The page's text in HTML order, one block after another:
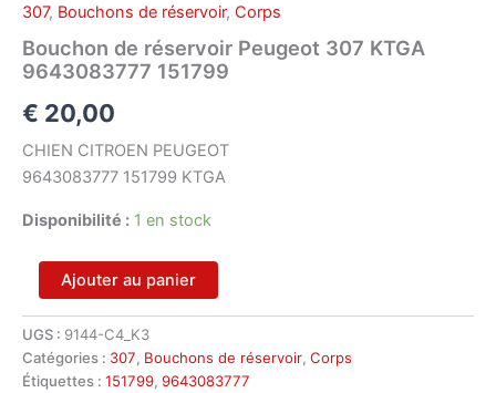
307, Bouchons de réservoir, Corps
Bouchon de réservoir Peugeot 307 KTGA
9643083777 151799
€ 20,00
CHIEN CITROEN PEUGEOT
9643083777 151799 KTGA
Disponibilité : 1 en stock
quantité
de
Bouchon
de
réservoir
Peugeot
Ajouter au panier
UGS : 9144-C4_K3
Catégories : 307, Bouchons de réservoir, Corps
Étiquettes : 151799, 9643083777